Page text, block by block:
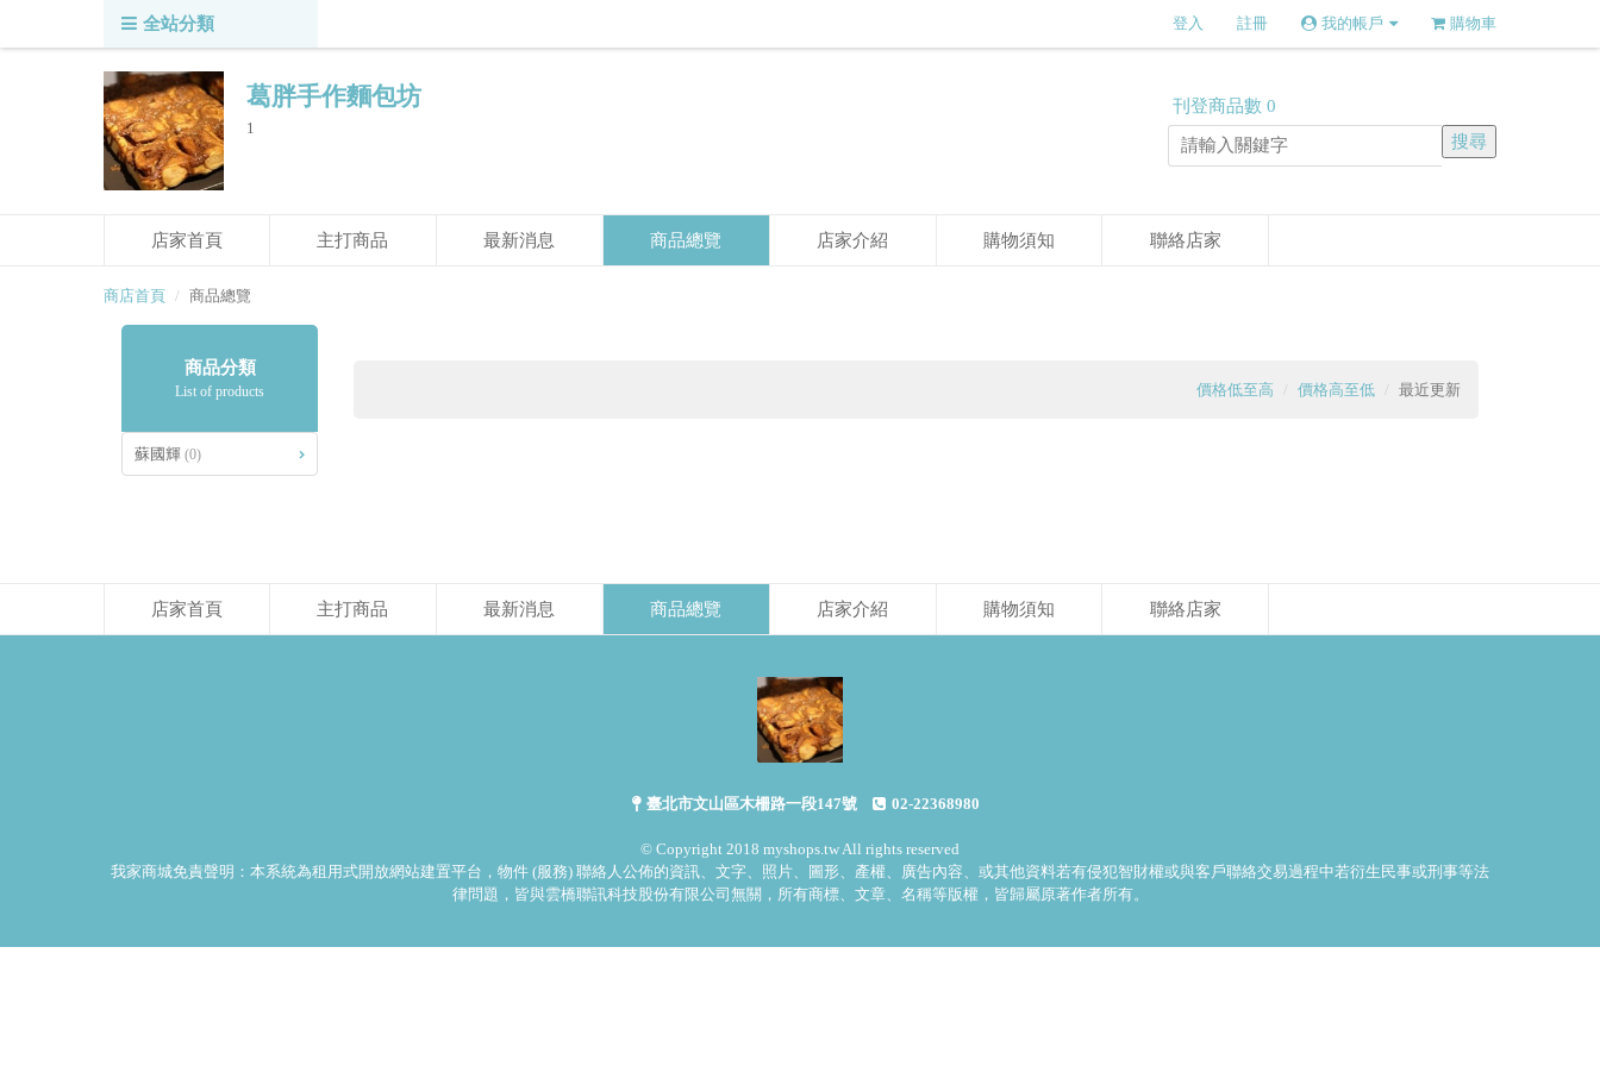
全站分類 登入 註冊 我的帳戶 購物車
葛胖手作麵包坊
1
刊登商品數 0
店家首頁 主打商品 最新消息 商品總覽 店家介紹 購物須知 聯絡店家
商店首頁 商品總覽
商品分類
List of products
蘇國輝 (0)
價格低至高 價格高至低 最近更新
店家首頁 主打商品 最新消息 商品總覽 店家介紹 購物須知 聯絡店家
臺北市文山區木柵路一段147號 02-22368980
© Copyright 2018 myshops.tw All rights reserved
我家商城免責聲明：本系統為租用式開放網站建置平台，物件 (服務) 聯絡人公佈的資訊、文字、照片、圖形、產權、廣告內容、或其他資料若有侵犯智財權或與客戶聯絡交易過程中若衍生民事或刑事等法
律問題，皆與雲橋聯訊科技股份有限公司無關，所有商標、文章、名稱等版權，皆歸屬原著作者所有。